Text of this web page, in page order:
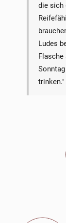
die sich
Ludes
Flasche
trinken."